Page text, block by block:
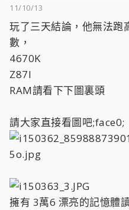
11/10/13
玩了三天結論，他無法跑
數，
4670K
Z87I
RAM請看下下圖裏頭
請大家直接看圖吧;face0;
擁有 3萬6 漂亮的記憶體